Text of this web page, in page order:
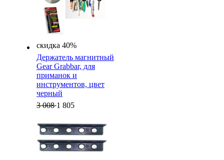
скидка 40%
Держатель магнитный
Gear Grabbar, для
приманок и
инструментов, цвет
черный
3 0081 805